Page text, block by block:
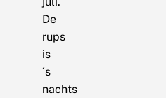
De
rups
is
´s
nachts